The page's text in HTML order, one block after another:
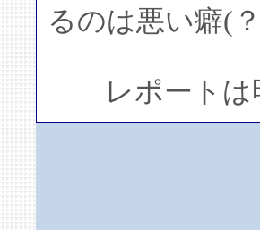
るのは悪い癖(
レポートは